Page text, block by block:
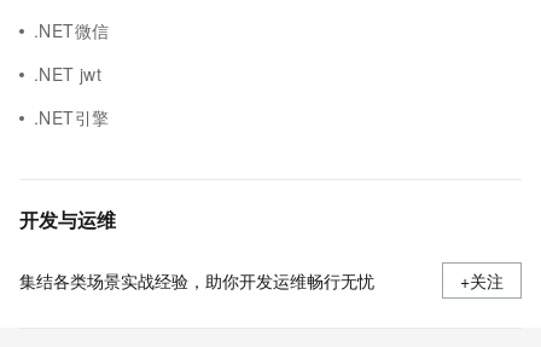
.NET微信
.NET jwt
.NET引擎
开发与运维
集结各类场景实战经验，助你开发运维畅行无忧 +关注